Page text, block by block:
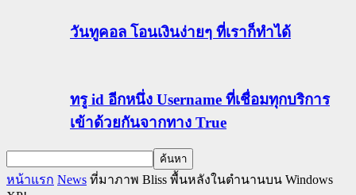
วันทูคอล โอนเงินง่ายๆ ที่เราก็ทำได้
ทรู id อีกหนึ่ง Username ที่เชื่อมทุกบริการ
เข้าด้วยกันจากทาง True
หน้าแรก News ที่มาภาพ Bliss พื้นหลังในตำนานบน Windows